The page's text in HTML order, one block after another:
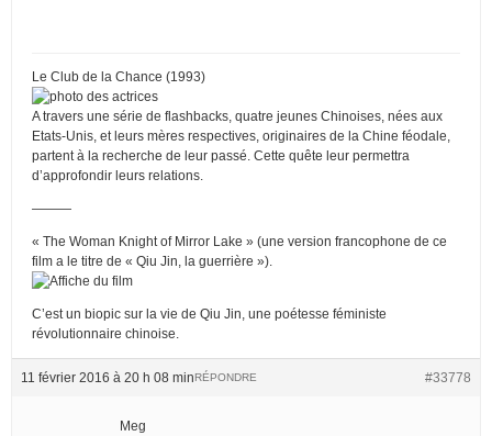
Le Club de la Chance (1993)
A travers une série de flashbacks, quatre jeunes Chinoises, nées aux
Etats-Unis, et leurs mères respectives, originaires de la Chine féodale,
partent à la recherche de leur passé. Cette quête leur permettra
d’approfondir leurs relations.
———
« The Woman Knight of Mirror Lake » (une version francophone de ce
film a le titre de « Qiu Jin, la guerrière »).
C’est un biopic sur la vie de Qiu Jin, une poétesse féministe
révolutionnaire chinoise.
11 février 2016 à 20 h 08 min #33778
RÉPONDRE
Meg